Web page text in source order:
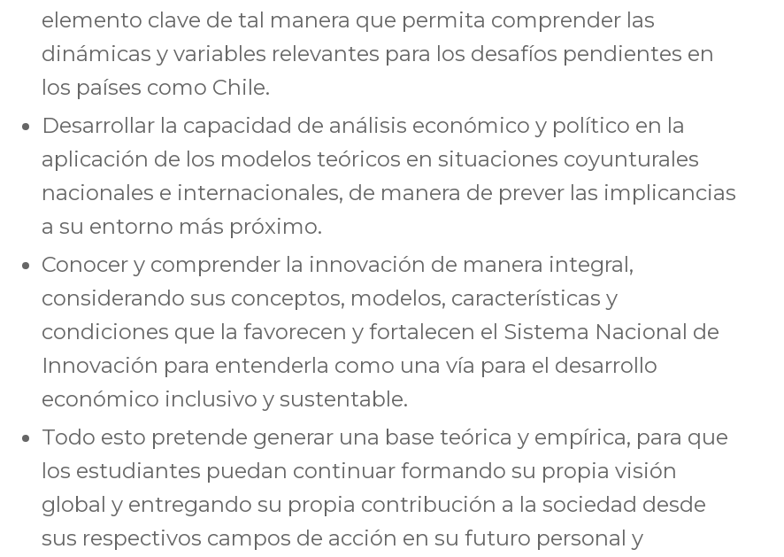
elemento clave de tal manera que permita comprender las
dinámicas y variables relevantes para los desafíos pendientes en
los países como Chile.
Desarrollar la capacidad de análisis económico y político en la
aplicación de los modelos teóricos en situaciones coyunturales
nacionales e internacionales, de manera de prever las implicancias
a su entorno más próximo.
Conocer y comprender la innovación de manera integral,
considerando sus conceptos, modelos, características y
condiciones que la favorecen y fortalecen el Sistema Nacional de
Innovación para entenderla como una vía para el desarrollo
económico inclusivo y sustentable.
Todo esto pretende generar una base teórica y empírica, para que
los estudiantes puedan continuar formando su propia visión
global y entregando su propia contribución a la sociedad desde
sus respectivos campos de acción en su futuro personal y